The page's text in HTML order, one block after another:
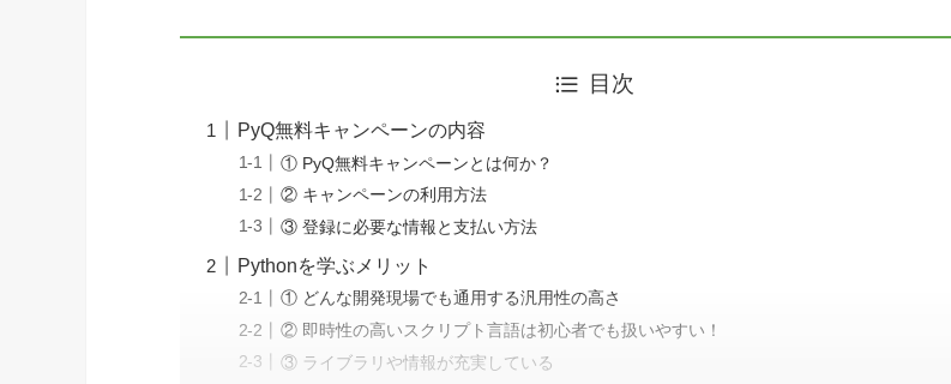
目次
PyQ無料キャンペーンの内容
① PyQ無料キャンペーンとは何か？
② キャンペーンの利用方法
③ 登録に必要な情報と支払い方法
Pythonを学ぶメリット
① どんな開発現場でも通用する汎用性の高さ
② 即時性の高いスクリプト言語は初心者でも扱いやすい！
③ ライブラリや情報が充実している